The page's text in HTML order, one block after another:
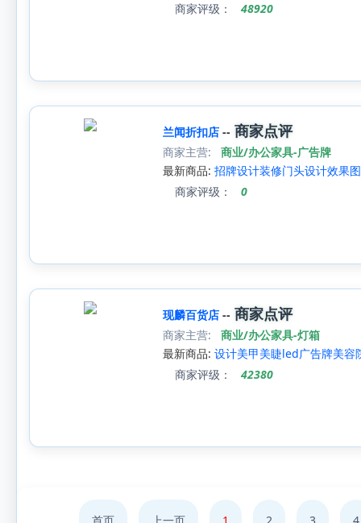
商家评级：
48920
兰闻折扣店 -- 商家点评
商家主营:
商业/办公家具-广告牌
最新商品: 招牌设计装修门头设计效果
商家评级：
0
现麟百货店 -- 商家点评
商家主营:
商业/办公家具-灯箱
最新商品: 设计美甲美睫led广告牌美容
商家评级：
42380